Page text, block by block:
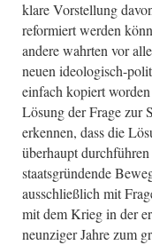
klare Vorstellung
reformiert werden
andere wahrten vor
neuen ideologisch-
einfach kopiert
Lösung der Frage zur
erkennen, dass die
überhaupt
staatsgründende
ausschließlich mit
mit dem Krieg in der
neunziger Jahre zum